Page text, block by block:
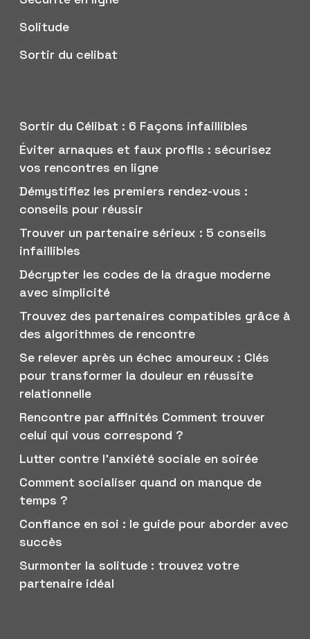
Solitude
Sortir du celibat
Sortir du Célibat : 6 Façons infaillibles
Éviter arnaques et faux profils : sécurisez
vos rencontres en ligne
Démystifiez les premiers rendez-vous :
conseils pour réussir
Trouver un partenaire sérieux : 5 conseils
infaillibles
Décrypter les codes de la drague moderne
avec simplicité
Trouvez des partenaires compatibles grâce à
des algorithmes de rencontre
Se relever après un échec amoureux : Clés
pour transformer la douleur en réussite
relationnelle
Rencontre par affinités Comment trouver
celui qui vous correspond ?
Lutter contre l’anxiété sociale en soirée
Comment socialiser quand on manque de
temps ?
Confiance en soi : le guide pour aborder avec
succès
Surmonter la solitude : trouvez votre
partenaire idéal